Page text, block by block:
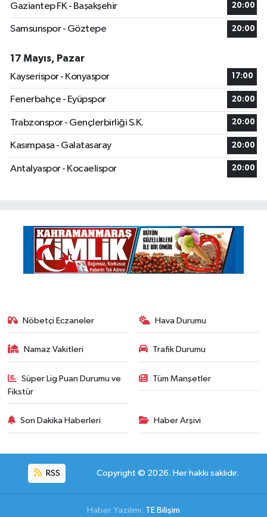
Gaziantep FK - Başakşehir 20:00
Samsunspor - Göztepe 20:00
17 Mayıs, Pazar
Kayserispor - Konyaspor
17:00
Fenerbahçe - Eyüpspor 20:00
Trabzonspor - Gençlerbirliği S.K. 20:00
Kasımpaşa - Galatasaray 20:00
Antalyaspor - Kocaelispor 20:00
Nöbetçi Eczaneler Hava Durumu
Namaz Vakitleri Trafik Durumu
Süper Lig Puan Durumu ve
Fikstür
Tüm Manşetler
Son Dakika Haberleri Haber Arşivi
RSS Copyright © 2026. Her hakkı saklıdır.
Haber Yazılımı: TE Bilişim